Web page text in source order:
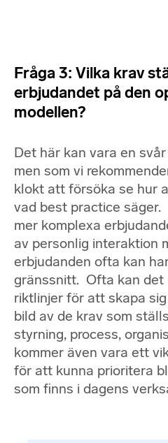
Fråga 3: Vilka krav
erbjudandet på den
modellen?
Det här kan vara en
men som vi
klokt att försöka se hur
vad best practice
mer komplexa
av personlig interaktion
erbjudanden ofta kan
gränssnitt. Ofta kan det
riktlinjer för att skapa
bild av de krav som
styrning, process,
kommer även vara ett
för att kunna prioritera
som finns i dagens